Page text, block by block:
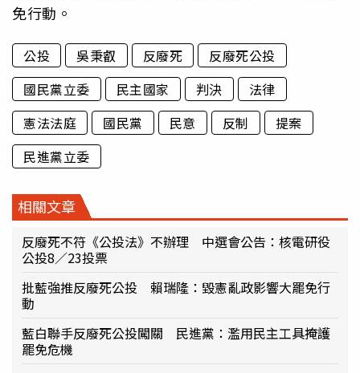
免行動。
公投 吳秉叡 反廢死
反廢死公投
國民黨立委
民主國家 判決
法律
憲法法庭
國民黨 民意 反制
提案
民進黨立委
相關文章
反廢死不符《公投法》不辦理 中選會公告：核電研役
公投8／23投票
批藍強推反廢死公投 賴瑞隆：毀憲亂政影響大罷免行
動
藍白聯手反廢死公投闖關 民進黨：濫用民主工具掩護
罷免危機